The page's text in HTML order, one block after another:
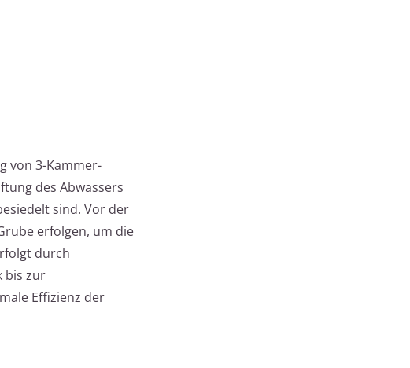
von 3-Kammer-
des Abwassers
sind. Vor der
erfolgen, um die
durch
bis zur
Effizienz der